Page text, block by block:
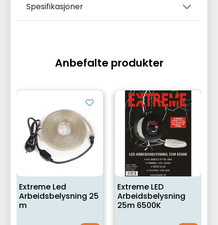
Spesifikasjoner
Anbefalte produkter
Extreme Led
Arbeidsbelysning 25
m
Extreme LED
Arbeidsbelysning
25m 6500K